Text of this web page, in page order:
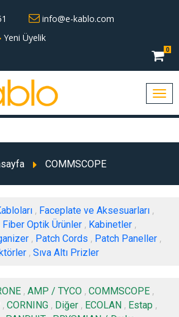
info@e-kablo.com
Yeni Üyelik
0
COMMSCOPE
, Faceplate ve Aksesuarları ,
Fiber Optik Ürünler , Kabinetler ,
, Patch Cords , Patch Paneller ,
, Sıva Altı Prizler
, AMP / TYCO , COMMSCOPE ,
, CORNING , Diğer , ECOLAN , Estap ,